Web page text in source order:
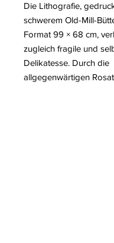
Die Lithografie,
schwerem Old-Mill-
Format 99 × 68 cm,
zugleich fragile und
Delikatesse. Durch die
allgegenwärtigen